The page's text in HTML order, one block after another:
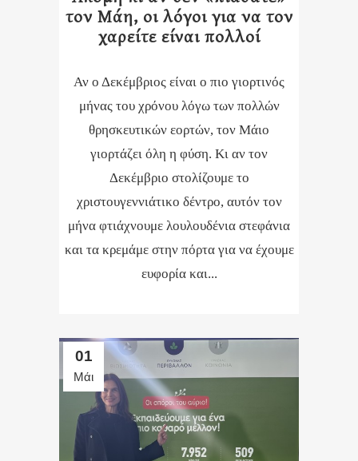
τον Μάη, οι λόγοι για να τον
χαρείτε είναι πολλοί
Αν ο Δεκέμβριος είναι ο πιο γιορτινός
μήνας του χρόνου λόγω των πολλών
θρησκευτικών εορτών, τον Μάιο
γιορτάζει όλη η φύση. Κι αν τον
Δεκέμβριο στολίζουμε το
χριστουγεννιάτικο δέντρο, αυτόν τον
μήνα φτιάχνουμε λουλουδένια στεφάνια
και τα κρεμάμε στην πόρτα για να έχουμε
ευφορία και...
01
Μάι